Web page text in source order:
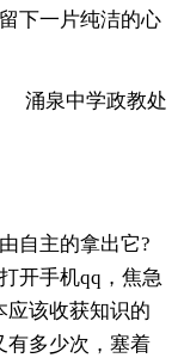
下一片纯洁的心
泉中学政教处
自主的拿出它?
开手机qq，焦急
应该收获知识的
有多少次，塞着